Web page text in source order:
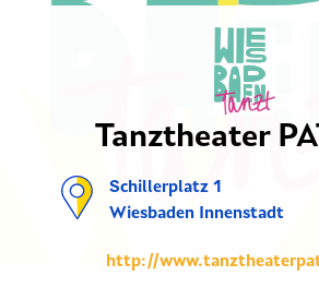
Tanztheater
Schillerplatz 1
Wiesbaden Innenstadt
http://